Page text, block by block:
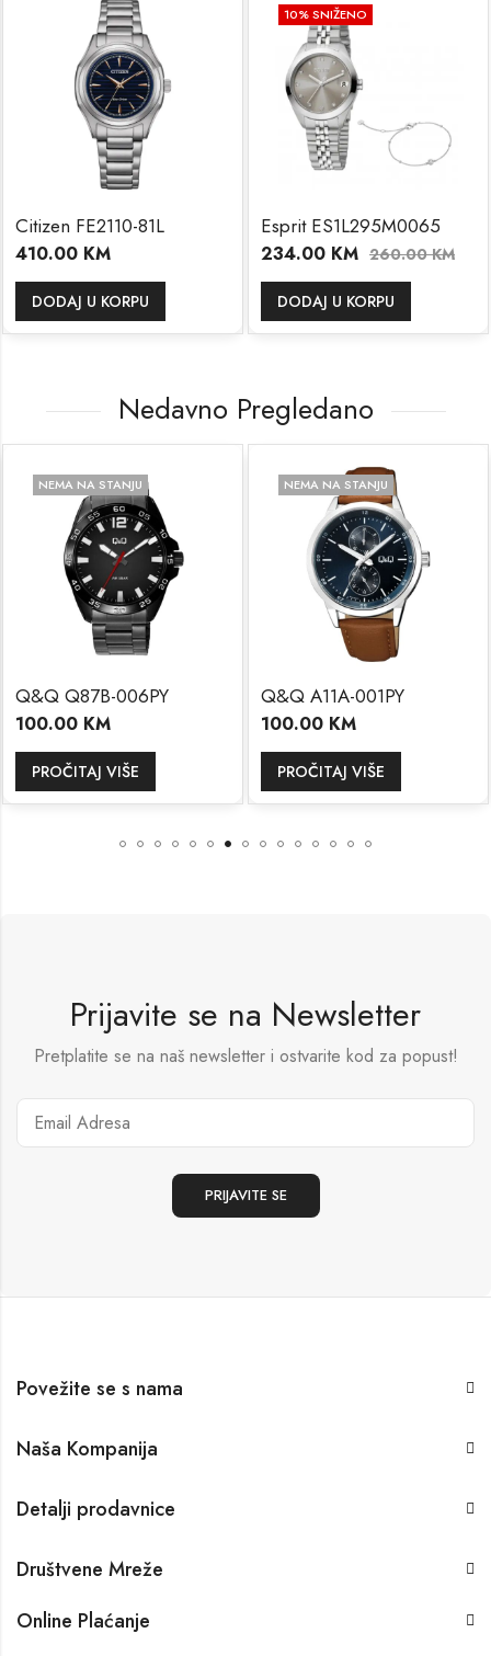
Citizen FE2110-81L
410.00 KM
DODAJ U KORPU
10% SNIŽENO
Esprit ES1L295M0065
234.00 KM 260.00KM
DODAJ U KORPU
Nedavno Pregledano
NEMA NA STANJU
Q&Q Q87B-006PY
100.00 KM
PROČITAJ VIŠE
NEMA NA STANJU
Q&Q A11A-001PY
100.00 KM
PROČITAJ VIŠE
Prijavite se na Newsletter
Pretplatite se na naš newsletter i ostvarite kod za popust!
Povežite se s nama
Naša Kompanija
Detalji prodavnice
Društvene Mreže
Online Plaćanje